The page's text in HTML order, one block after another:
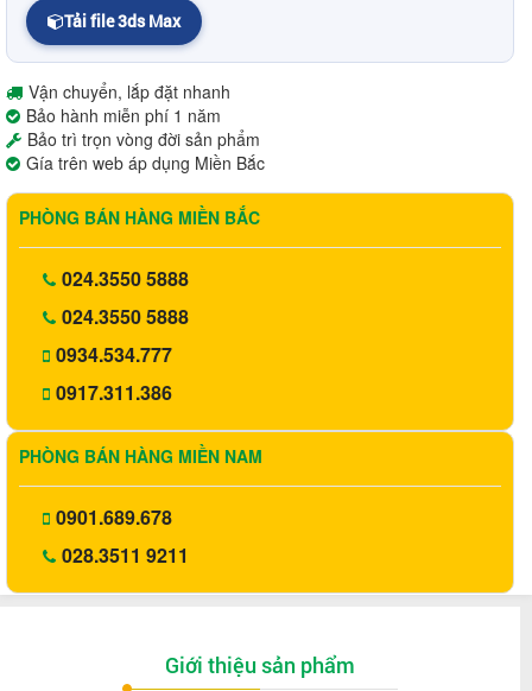
Tải file 3ds Max
Vận chuyển, lắp đặt nhanh
Bảo hành miễn phí 1 năm
Bảo trì trọn vòng đời sản phẩm
Gía trên web áp dụng Miền Bắc
PHÒNG BÁN HÀNG MIỀN BẮC
024.3550 5888
024.3550 5888
0934.534.777
0917.311.386
PHÒNG BÁN HÀNG MIỀN NAM
0901.689.678
028.3511 9211
Giới thiệu sản phẩm